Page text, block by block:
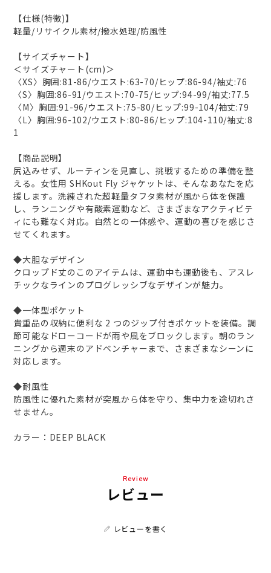
【仕様(特徴)】
軽量/リサイクル素材/撥水処理/防風性
【サイズチャート】
＜サイズチャート(cm)＞
〈XS〉胸囲:81-86/ウエスト:63-70/ヒップ:86-94/袖丈:76
〈S〉胸囲:86-91/ウエスト:70-75/ヒップ:94-99/袖丈:77.5
〈M〉胸囲:91-96/ウエスト:75-80/ヒップ:99-104/袖丈:79
〈L〉胸囲:96-102/ウエスト:80-86/ヒップ:104-110/袖丈:8
1
【商品説明】
尻込みせず、ルーティンを見直し、挑戦するための準備を整
える。女性用 SHKout Fly ジャケットは、そんなあなたを応
援します。洗練された超軽量タフタ素材が風から体を保護
し、ランニングや有酸素運動など、さまざまなアクティビテ
ィにも難なく対応。自然との一体感や、運動の喜びを感じさ
せてくれます。
◆大胆なデザイン
クロップド丈のこのアイテムは、運動中も運動後も、アスレ
チックなラインのプログレッシブなデザインが魅力。
◆一体型ポケット
貴重品の収納に便利な 2 つのジップ付きポケットを装備。調
節可能なドローコードが雨や風をブロックします。朝のラン
ニングから週末のアドベンチャーまで、さまざまなシーンに
対応します。
◆耐風性
防風性に優れた素材が突風から体を守り、集中力を途切れさ
せません。
カラー：DEEP BLACK
Review
レビュー
レビューを書く